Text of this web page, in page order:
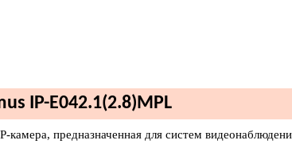
IP-E042.1(2.8)MPL
предназначенная для систем